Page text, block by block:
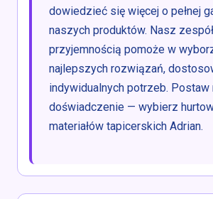
dowiedzieć się więcej o pełnej
naszych produktów. Nasz
przyjemnością pomoże w
najlepszych rozwiązań,
indywidualnych potrzeb. Postaw
doświadczenie — wybierz
materiałów tapicerskich Adrian.